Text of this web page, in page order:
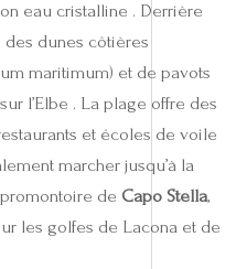
eau cristalline . Derrière
dunes côtières
maritimum) et de pavots
l’Elbe . La plage offre des
et écoles de voile
marcher jusqu’à la
de Capo Stella,
les golfes de Lacona et de